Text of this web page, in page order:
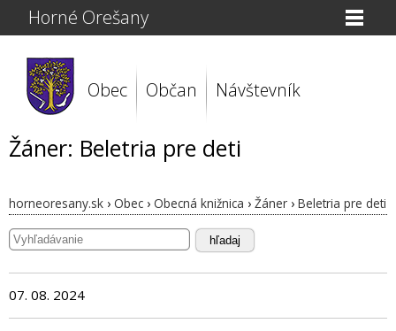
Horné Orešany
Obec Občan Návštevník
Žáner: Beletria pre deti
horneoresany.sk › Obec › Obecná knižnica › Žáner › Beletria pre deti
hľadaj
07. 08. 2024